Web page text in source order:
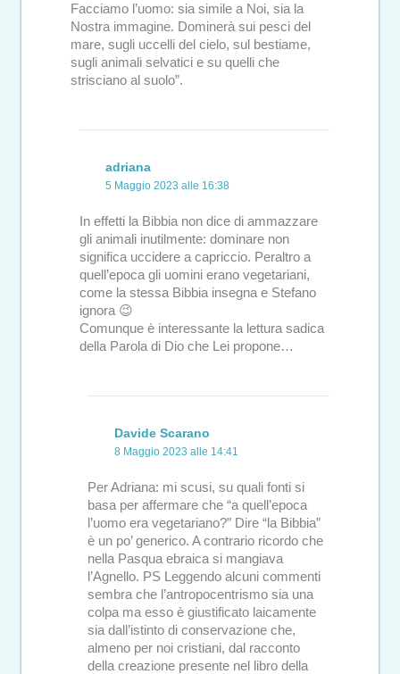
Facciamo l’uomo: sia simile a Noi, sia la
Nostra immagine. Dominerà sui pesci del
mare, sugli uccelli del cielo, sul bestiame,
sugli animali selvatici e su quelli che
strisciano al suolo”.
adriana
5 Maggio 2023 alle 16:38
In effetti la Bibbia non dice di ammazzare
gli animali inutilmente: dominare non
significa uccidere a capriccio. Peraltro a
quell’epoca gli uomini erano vegetariani,
come la stessa Bibbia insegna e Stefano
ignora 😉
Comunque è interessante la lettura sadica
della Parola di Dio che Lei propone…
Davide Scarano
8 Maggio 2023 alle 14:41
Per Adriana: mi scusi, su quali fonti si
basa per affermare che “a quell’epoca
l’uomo era vegetariano?” Dire “la Bibbia”
è un po’ generico. A contrario ricordo che
nella Pasqua ebraica si mangiava
l’Agnello. PS Leggendo alcuni commenti
sembra che l’antropocentrismo sia una
colpa ma esso è giustificato laicamente
sia dall’istinto di conservazione che,
almeno per noi cristiani, dal racconto
della creazione presente nel libro della